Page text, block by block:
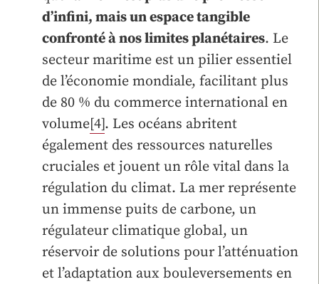
d’infini, mais un espace tangible
confronté à nos limites planétaires. Le
secteur maritime est un pilier essentiel
de l’économie mondiale, facilitant plus
de 80 % du commerce international en
volume[4]. Les océans abritent
également des ressources naturelles
cruciales et jouent un rôle vital dans la
régulation du climat. La mer représente
un immense puits de carbone, un
régulateur climatique global, un
réservoir de solutions pour l’atténuation
et l’adaptation aux bouleversements en